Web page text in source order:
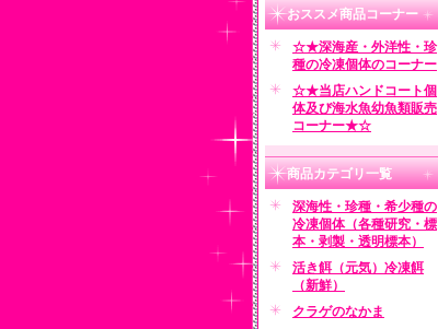
おススメ商品コーナー
☆★深海産・外洋性・珍
種の冷凍個体のコーナー
☆★当店ハンドコート個
体及び海水魚幼魚類販売
コーナー★☆
商品カテゴリ一覧
深海性・珍種・希少種の
冷凍個体（各種研究・標
本・剥製・透明標本）
活き餌（元気）冷凍餌
（新鮮）
クラゲのなかま